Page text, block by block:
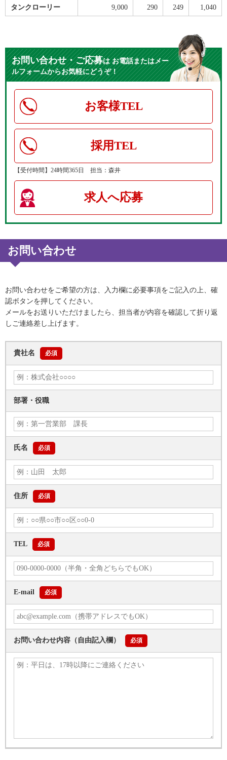
タンクローリー 9,000 290 249 1,040
お問い合わせ・ご応募はお電話またはメー
ルフォームからお気軽にどうぞ！
お客様TEL
採用TEL
【受付時間】24時間365日 担当：森井
求人へ応募
お問い合わせ
お問い合わせをご希望の方は、入力欄に必要事項をご記入の上、確
認ボタンを押してください。
メールをお送りいただけましたら、担当者が内容を確認して折り返
しご連絡差し上げます。
貴社名 必須
部署・役職
氏名 必須
住所 必須
TEL 必須
E-mail 必須
お問い合わせ内容 （自由記入欄） 必須